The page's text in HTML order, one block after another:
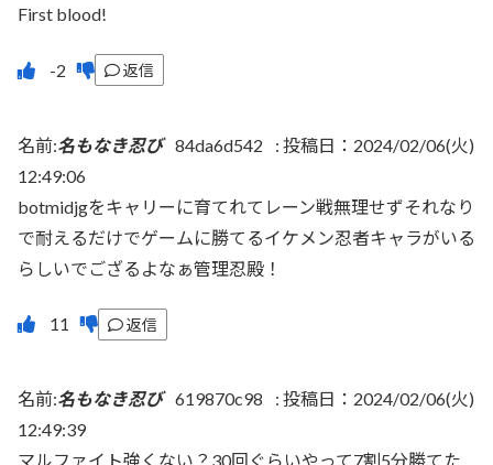
First blood!
返信
名前:名もなき忍び 84da6d542 : 投稿日：2024/02/06(火)
12:49:06
botmidjgをキャリーに育てれてレーン戦無理せずそれなり
で耐えるだけでゲームに勝てるイケメン忍者キャラがいる
らしいでござるよなぁ管理忍殿！
返信
名前:名もなき忍び 619870c98 : 投稿日：2024/02/06(火)
12:49:39
マルファイト強くない？30回ぐらいやって7割5分勝てた